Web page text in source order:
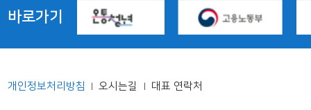
바로가기
개인정보처리방침 | 오시는길 | 대표 연락처